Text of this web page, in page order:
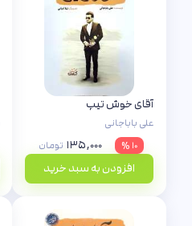
آقای خوش تیپ
علی باباجانی
۱۰ %
۱۳۵,۰۰۰ تومان
افزودن به سبد خرید